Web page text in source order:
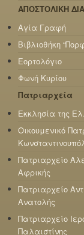
ΑΠΟΣΤΟΛΙΚΗ
Αγία Γραφή
Βιβλιοθήκη
Εορτολόγιο
Φωνή Κυρίου
Πατριαρχεία
Εκκλησία της
Οικουμενικό
Πατριαρχείο
Αφρικής
Πατριαρχείο
Ανατολής
Πατριαρχείο
Παλαιστίνης